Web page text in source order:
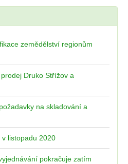
zemědělství regionům
Druko Střížov a
na skladování a
listopadu 2020
pokračuje zatím